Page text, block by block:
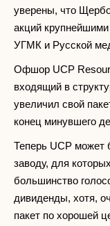
уверены, что
акций
УГМК и Русской
Офшор UCP
входящий в
увеличил свой
конец минувшего
Теперь UCP может
заводу, для
большинство
дивиденды, хотя,
пакет по хорошей